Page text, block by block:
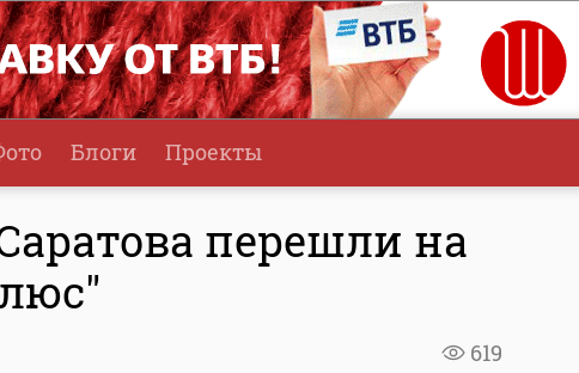
Блоги Проекты
перешли на
619